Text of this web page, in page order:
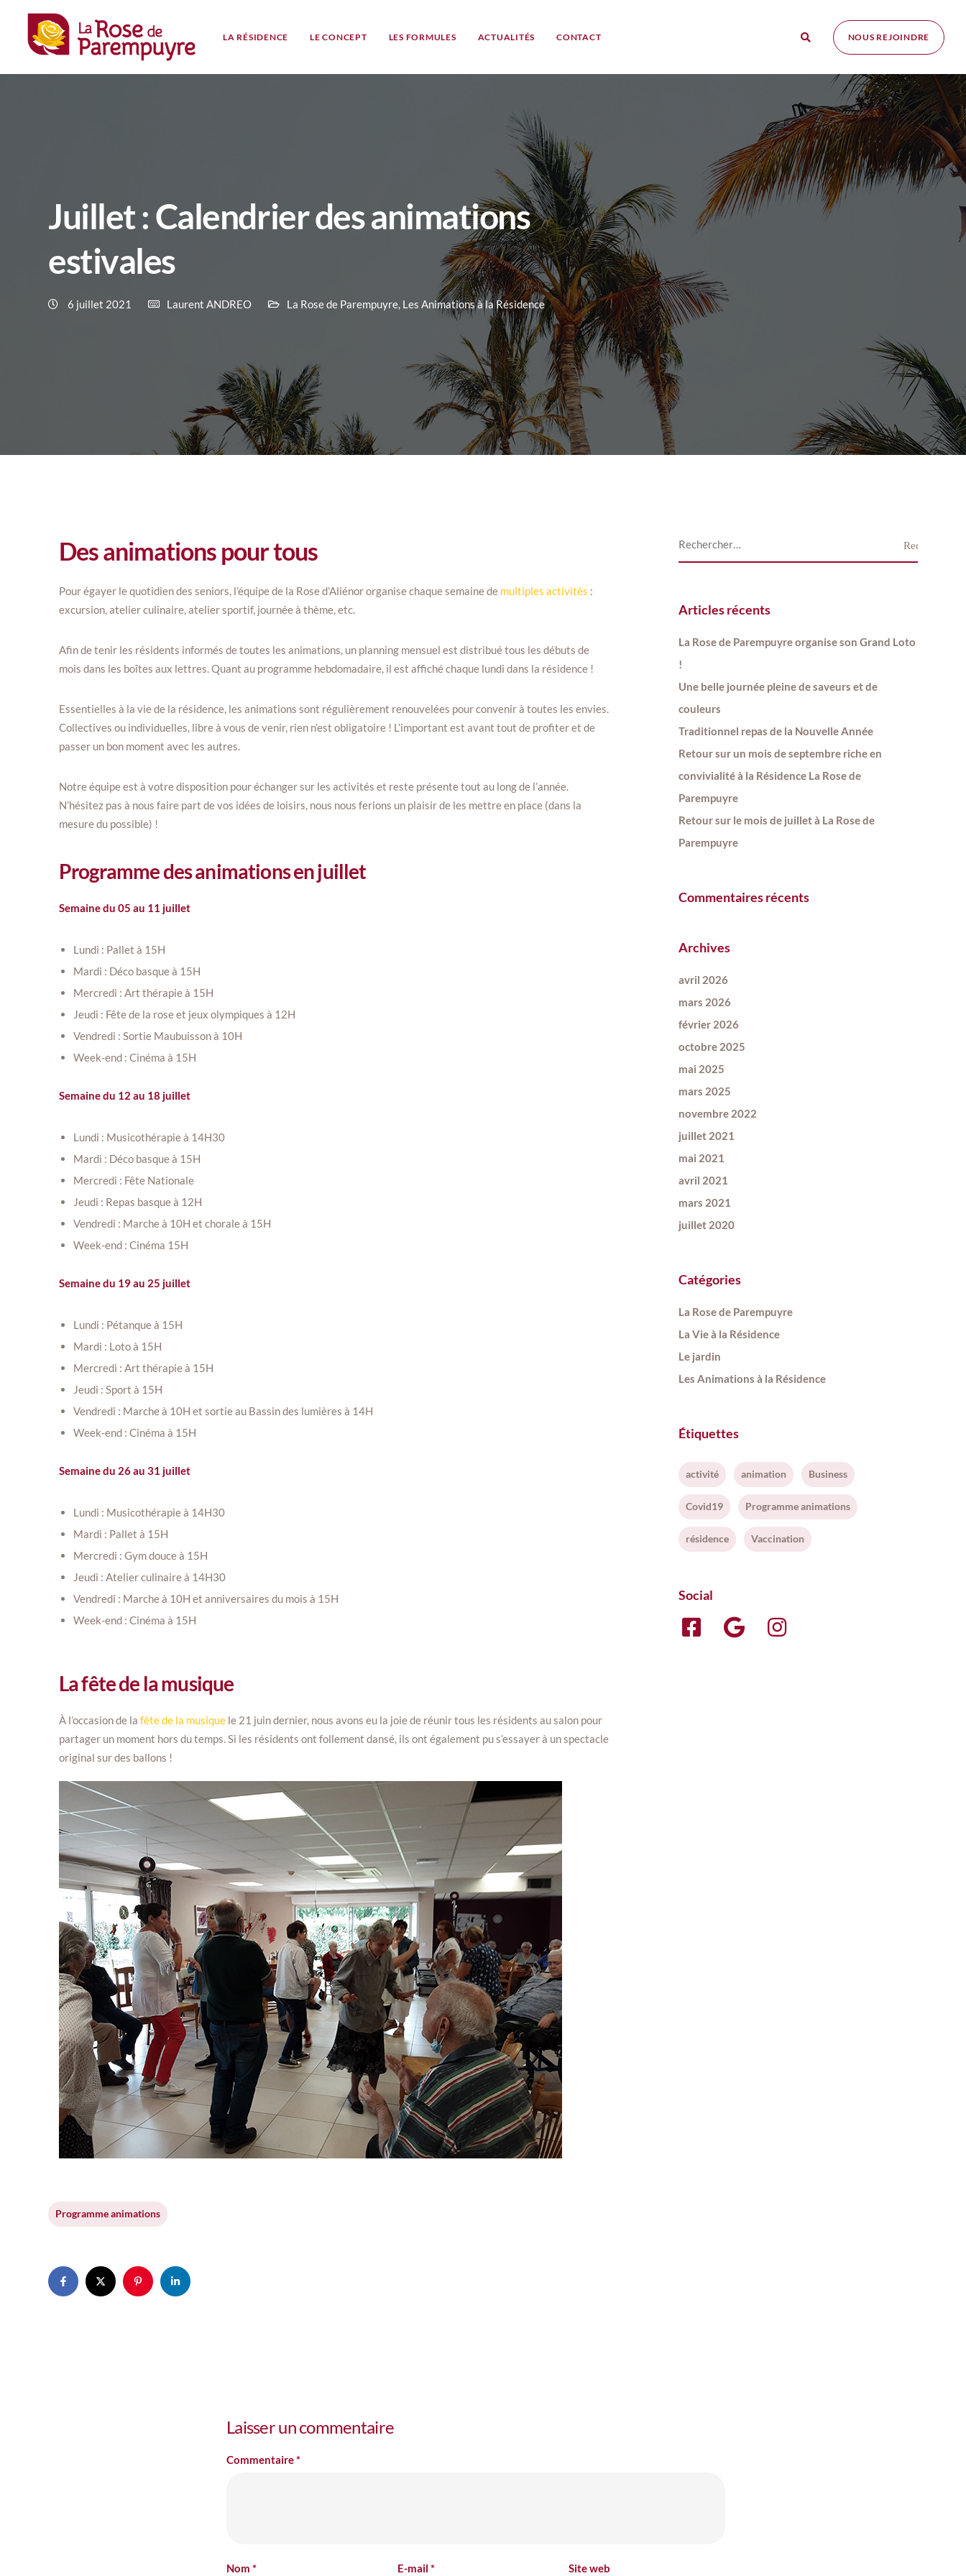
LA RÉSIDENCE LE CONCEPT LES FORMULES ACTUALITÉS CONTACT NOUS REJOINDRE
Juillet : Calendrier des animations
estivales
6 juillet 2021 Laurent ANDREO La Rose de Parempuyre, Les Animations à la Résidence
Des animations pour tous
Pour égayer le quotidien des seniors, l’équipe de la Rose d’Aliénor organise chaque semaine de multiples activités :
excursion, atelier culinaire, atelier sportif, journée à thème, etc.
Afin de tenir les résidents informés de toutes les animations, un planning mensuel est distribué tous les débuts de
mois dans les boîtes aux lettres. Quant au programme hebdomadaire, il est affiché chaque lundi dans la résidence !
Essentielles à la vie de la résidence, les animations sont régulièrement renouvelées pour convenir à toutes les envies.
Collectives ou individuelles, libre à vous de venir, rien n’est obligatoire ! L’important est avant tout de profiter et de
passer un bon moment avec les autres.
Notre équipe est à votre disposition pour échanger sur les activités et reste présente tout au long de l’année.
N’hésitez pas à nous faire part de vos idées de loisirs, nous nous ferions un plaisir de les mettre en place (dans la
mesure du possible) !
Programme des animations en juillet
Semaine du 05 au 11 juillet
Lundi : Pallet à 15H
Mardi : Déco basque à 15H
Mercredi : Art thérapie à 15H
Jeudi : Fête de la rose et jeux olympiques à 12H
Vendredi : Sortie Maubuisson à 10H
Week-end : Cinéma à 15H
Semaine du 12 au 18 juillet
Lundi : Musicothérapie à 14H30
Mardi : Déco basque à 15H
Mercredi : Fête Nationale
Jeudi : Repas basque à 12H
Vendredi : Marche à 10H et chorale à 15H
Week-end : Cinéma 15H
Semaine du 19 au 25 juillet
Lundi : Pétanque à 15H
Mardi : Loto à 15H
Mercredi : Art thérapie à 15H
Jeudi : Sport à 15H
Vendredi : Marche à 10H et sortie au Bassin des lumières à 14H
Week-end : Cinéma à 15H
Semaine du 26 au 31 juillet
Lundi : Musicothérapie à 14H30
Mardi : Pallet à 15H
Mercredi : Gym douce à 15H
Jeudi : Atelier culinaire à 14H30
Vendredi : Marche à 10H et anniversaires du mois à 15H
Week-end : Cinéma à 15H
La fête de la musique
À l’occasion de la fête de la musique le 21 juin dernier, nous avons eu la joie de réunir tous les résidents au salon pour
partager un moment hors du temps. Si les résidents ont follement dansé, ils ont également pu s’essayer à un spectacle
original sur des ballons !
Programme animations
Articles récents
La Rose de Parempuyre organise son Grand Loto
!
Une belle journée pleine de saveurs et de
couleurs
Traditionnel repas de la Nouvelle Année
Retour sur un mois de septembre riche en
convivialité à la Résidence La Rose de
Parempuyre
Retour sur le mois de juillet à La Rose de
Parempuyre
Commentaires récents
Archives
avril 2026
mars 2026
février 2026
octobre 2025
mai 2025
mars 2025
novembre 2022
juillet 2021
mai 2021
avril 2021
mars 2021
juillet 2020
Catégories
La Rose de Parempuyre
La Vie à la Résidence
Le jardin
Les Animations à la Résidence
Étiquettes
activité animation Business
Covid19 Programme animations
résidence Vaccination
Social
Laisser un commentaire
Commentaire*
Nom * E-mail * Site web